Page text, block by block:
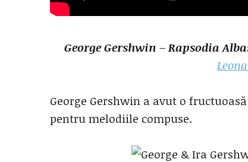
George Gershwin – Rapsodia
George Gershwin a avut o
pentru melodiile compuse.